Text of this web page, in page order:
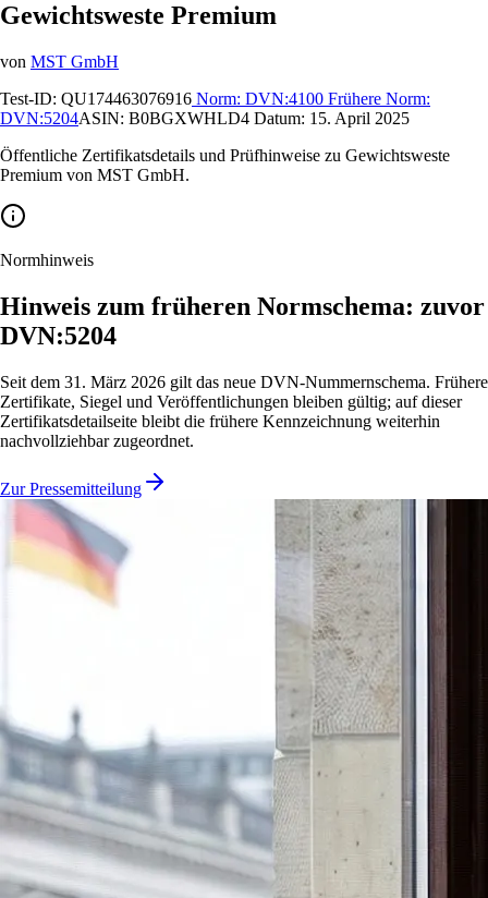
Gewichtsweste Premium
von MST GmbH
Test-ID: QU174463076916 Norm: DVN:4100 Frühere Norm:
DVN:5204ASIN: B0BGXWHLD4 Datum: 15. April 2025
Öffentliche Zertifikatsdetails und Prüfhinweise zu Gewichtsweste
Premium von MST GmbH.
Normhinweis
Hinweis zum früheren Normschema: zuvor
DVN:5204
Seit dem 31. März 2026 gilt das neue DVN-Nummernschema. Frühere
Zertifikate, Siegel und Veröffentlichungen bleiben gültig; auf dieser
Zertifikatsdetailseite bleibt die frühere Kennzeichnung weiterhin
nachvollziehbar zugeordnet.
Zur Pressemitteilung